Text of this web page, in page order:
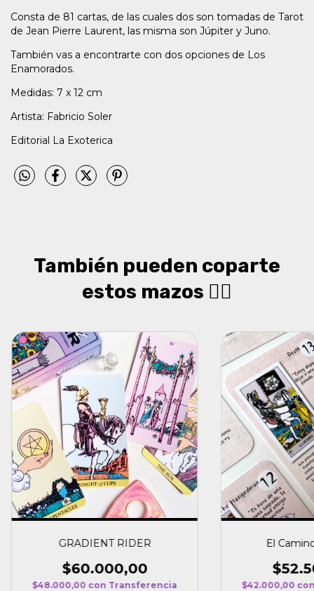
Consta de 81 cartas, de las cuales dos son tomadas de Tarot
de Jean Pierre Laurent, las misma son Júpiter y Juno.
También vas a encontrarte con dos opciones de Los
Enamorados.
Medidas: 7 x 12 cm
Artista: Fabricio Soler
Editorial La Exoterica
También pueden coparte
estos mazos 👇🏻
GRADIENT RIDER
$60.000,00
$48.000,00 con Transferencia
El
$42.000,00